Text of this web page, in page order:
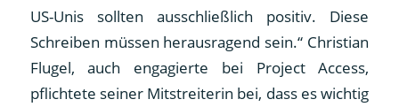
US-Unis sollten ausschließlich positiv. Diese
Schreiben müssen herausragend sein.“ Christian
Flugel, auch engagierte bei Project Access,
pflichtete seiner Mitstreiterin bei, dass es wichtig